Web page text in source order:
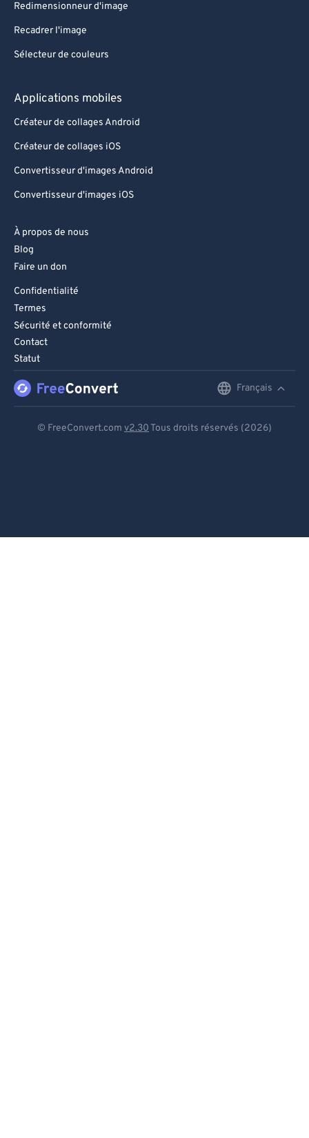
Redimensionneur d'image
Recadrer l'image
Sélecteur de couleurs
Applications mobiles
Créateur de collages Android
Créateur de collages iOS
Convertisseur d'images Android
Convertisseur d'images iOS
À propos de nous
Blog
Faire un don
Confidentialité
Termes
Sécurité et conformité
Contact
Statut
Français
© FreeConvert.com v2.30 Tous droits réservés (2026)